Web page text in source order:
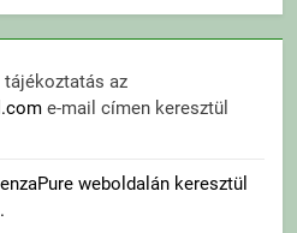
az
e-mail címen keresztül
weboldalán keresztül